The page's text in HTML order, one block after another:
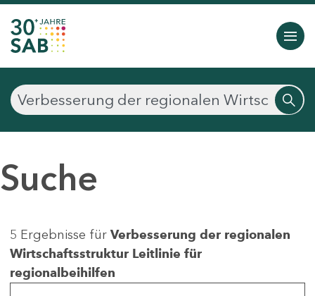
Suche
5 Ergebnisse für Verbesserung der regionalen
Wirtschaftsstruktur Leitlinie für
regionalbeihilfen